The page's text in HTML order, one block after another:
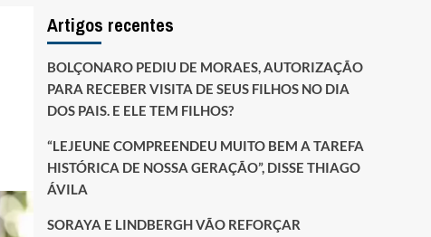
Artigos recentes
BOLÇONARO PEDIU DE MORAES, AUTORIZAÇÃO
PARA RECEBER VISITA DE SEUS FILHOS NO DIA
DOS PAIS. E ELE TEM FILHOS?
“LEJEUNE COMPREENDEU MUITO BEM A TAREFA
HISTÓRICA DE NOSSA GERAÇÃO”, DISSE THIAGO
ÁVILA
SORAYA E LINDBERGH VÃO REFORÇAR